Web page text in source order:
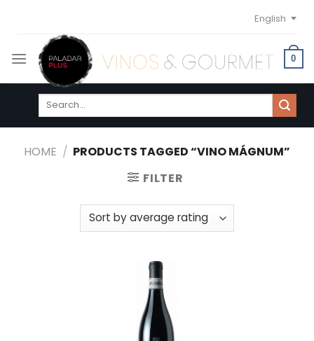
content
English
0
Search
HOME / PRODUCTS TAGGED “VINO MÁGNUM”
FILTER